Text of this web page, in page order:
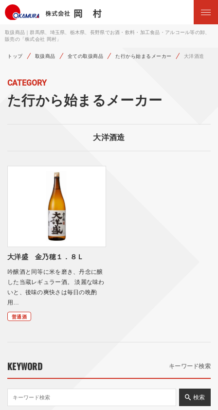
取扱商品｜群馬県、埼玉県、栃木県、長野県でお酒・飲料・加工食品・アルコール等の卸、
販売の「株式会社 岡村」
トップ 取扱商品 全ての取扱商品 た行から始まるメーカー 大洋酒造
CATEGORY
た行から始まるメーカー
大洋酒造
大洋盛 金乃穂１．８Ｌ
吟醸酒と同等に米を磨き、丹念に醸
した当蔵レギュラー酒。 淡麗な味わ
いと、後味の爽快さは毎日の晩酌
用…
普通酒
KEYWORD キーワード検索
検索